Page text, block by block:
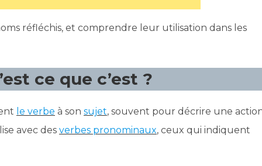
réfléchis, et comprendre leur utilisation dans les
ce que c’est ?
le verbe à son sujet, souvent pour décrire une
avec des verbes pronominaux, ceux qui indiquent